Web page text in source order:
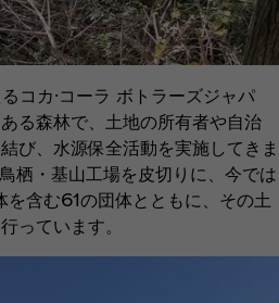
コカ·コーラ ボトラーズジャパ
る森林で、土地の所有者や自治
び、水源保全活動を実施してきま
栖・基山工場を皮切りに、今では
含む61の団体とともに、その土
っています。